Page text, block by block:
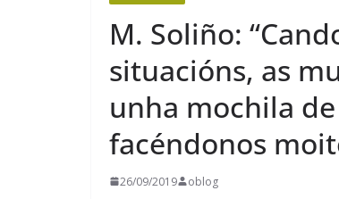
M. Soliño:
situacións, as
unha mochila
facéndonos
26/09/2019 oblog